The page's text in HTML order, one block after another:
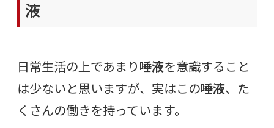
液
日常生活の上であまり 唾液を意識すること
は少ないと思いますが、実はこの唾液、た
くさんの働きを持っています。